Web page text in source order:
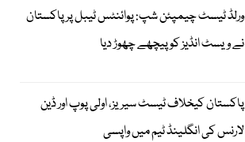
ورلڈ ٹیسٹ چیمپئن شپ: پوائنٹس ٹیبل پر پاکستان
نے ویسٹ انڈیز کو پیچھے چھوڑ دیا
پاکستان کیخلاف ٹیسٹ سیریز، اولی پوپ اور ڈین
لارنس کی انگلینڈ ٹیم میں واپسی